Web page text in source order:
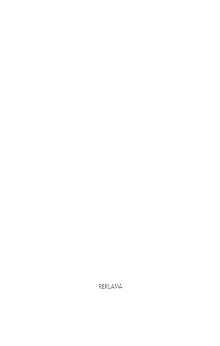
REKLAMA